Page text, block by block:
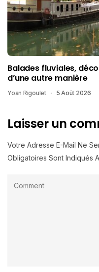
Balades fluviales,
d’une autre manière
Yoan Rigoulet 5 Août 2026
Laisser un
Votre Adresse E-Mail Ne
Obligatoires Sont Indiqués